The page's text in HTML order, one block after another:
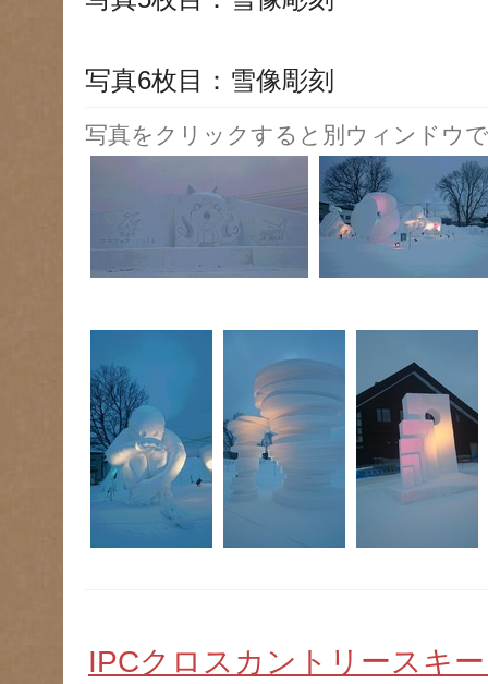
写真6枚目：雪像彫刻
写真をクリックすると別ウィンドウ
IPCクロスカントリースキ